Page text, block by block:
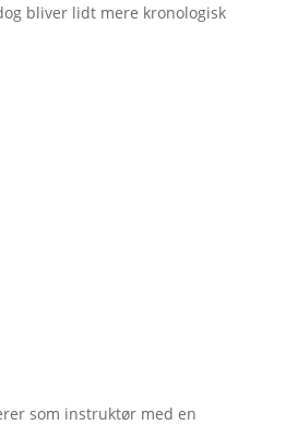
bliver lidt mere kronologisk
som instruktør med en